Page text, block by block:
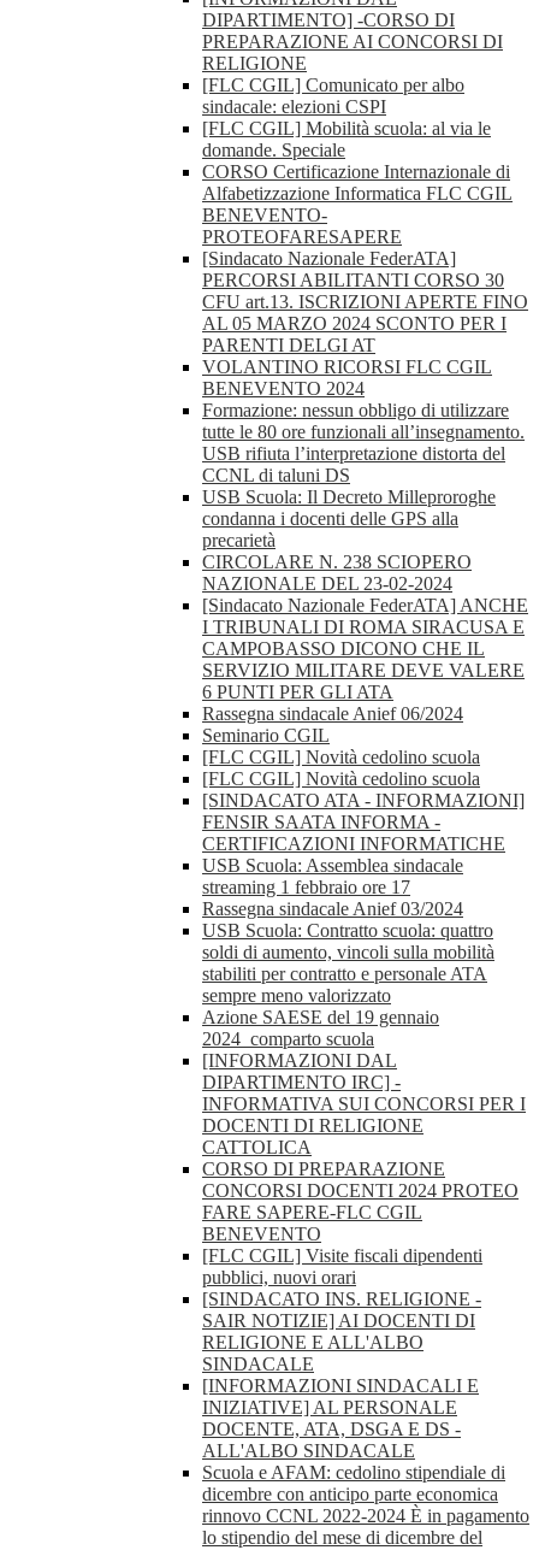
DIPARTIMENTO] -CORSO DI
PREPARAZIONE AI CONCORSI DI
RELIGIONE
[FLC CGIL] Comunicato per albo
sindacale: elezioni CSPI
[FLC CGIL] Mobilità scuola: al via le
domande. Speciale
CORSO Certificazione Internazionale di
Alfabetizzazione Informatica FLC CGIL
BENEVENTO-
PROTEOFARESAPERE
[Sindacato Nazionale FederATA]
PERCORSI ABILITANTI CORSO 30
CFU art.13. ISCRIZIONI APERTE FINO
AL 05 MARZO 2024 SCONTO PER I
PARENTI DELGI AT
VOLANTINO RICORSI FLC CGIL
BENEVENTO 2024
Formazione: nessun obbligo di utilizzare
tutte le 80 ore funzionali all’insegnamento.
USB rifiuta l’interpretazione distorta del
CCNL di taluni DS
USB Scuola: Il Decreto Milleproroghe
condanna i docenti delle GPS alla
precarietà
CIRCOLARE N. 238 SCIOPERO
NAZIONALE DEL 23-02-2024
[Sindacato Nazionale FederATA] ANCHE
I TRIBUNALI DI ROMA SIRACUSA E
CAMPOBASSO DICONO CHE IL
SERVIZIO MILITARE DEVE VALERE
6 PUNTI PER GLI ATA
Rassegna sindacale Anief 06/2024
Seminario CGIL
[FLC CGIL] Novità cedolino scuola
[FLC CGIL] Novità cedolino scuola
[SINDACATO ATA - INFORMAZIONI]
FENSIR SAATA INFORMA -
CERTIFICAZIONI INFORMATICHE
USB Scuola: Assemblea sindacale
streaming 1 febbraio ore 17
Rassegna sindacale Anief 03/2024
USB Scuola: Contratto scuola: quattro
soldi di aumento, vincoli sulla mobilità
stabiliti per contratto e personale ATA
sempre meno valorizzato
Azione SAESE del 19 gennaio
2024_comparto scuola
[INFORMAZIONI DAL
DIPARTIMENTO IRC] -
INFORMATIVA SUI CONCORSI PER I
DOCENTI DI RELIGIONE
CATTOLICA
CORSO DI PREPARAZIONE
CONCORSI DOCENTI 2024 PROTEO
FARE SAPERE-FLC CGIL
BENEVENTO
[FLC CGIL] Visite fiscali dipendenti
pubblici, nuovi orari
[SINDACATO INS. RELIGIONE -
SAIR NOTIZIE] AI DOCENTI DI
RELIGIONE E ALL'ALBO
SINDACALE
[INFORMAZIONI SINDACALI E
INIZIATIVE] AL PERSONALE
DOCENTE, ATA, DSGA E DS -
ALL'ALBO SINDACALE
Scuola e AFAM: cedolino stipendiale di
dicembre con anticipo parte economica
rinnovo CCNL 2022-2024 È in pagamento
lo stipendio del mese di dicembre del